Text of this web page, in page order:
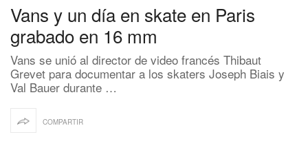
Vans y un día en skate en Paris
grabado en 16 mm
Vans se unió al director de video francés Thibaut
Grevet para documentar a los skaters Joseph Biais y
Val Bauer durante …
COMPARTIR